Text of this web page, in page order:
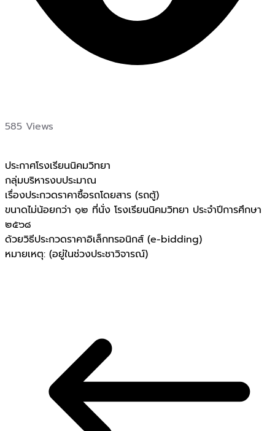
585 Views
ประกาศโรงเรียนนิคมวิทยา
กลุ่มบริหารงบประมาณ
เรื่องประกวดราคาซื้อรถโดยสาร (รถตู้)
ขนาดไม่น้อยกว่า ๑๒ ที่นั่ง โรงเรียนนิคมวิทยา ประจำปีการศึกษา
๒๕๖๘
ด้วยวิธีประกวดราคาอิเล็กทรอนิกส์ (e-bidding)
หมายเหตุ: (อยู่ในช่วงประชาวิจารณ์)